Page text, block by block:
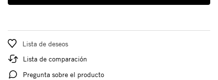
Lista de deseos
Lista de comparación
Pregunta sobre el producto